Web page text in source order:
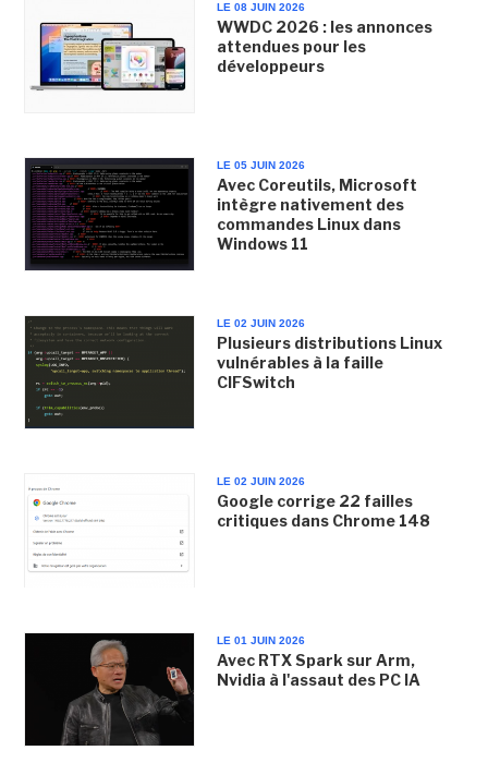
LE 08 JUIN 2026
WWDC 2026 : les annonces
attendues pour les
développeurs
LE 05 JUIN 2026
Avec Coreutils, Microsoft
intègre nativement des
commandes Linux dans
Windows 11
LE 02 JUIN 2026
Plusieurs distributions Linux
vulnérables à la faille
CIFSwitch
LE 02 JUIN 2026
Google corrige 22 failles
critiques dans Chrome 148
LE 01 JUIN 2026
Avec RTX Spark sur Arm,
Nvidia à l'assaut des PC IA